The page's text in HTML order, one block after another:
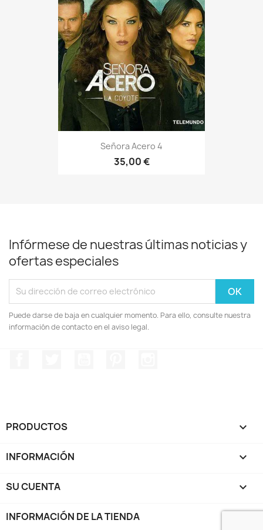
Señora Acero 4
35,00 €
Infórmese de nuestras últimas noticias y
ofertas especiales
Puede darse de baja en cualquier momento. Para ello, consulte nuestra
información de contacto en el aviso legal.
PRODUCTOS 
INFORMACIÓN 
SU CUENTA 
INFORMACIÓN DE LA TIENDA